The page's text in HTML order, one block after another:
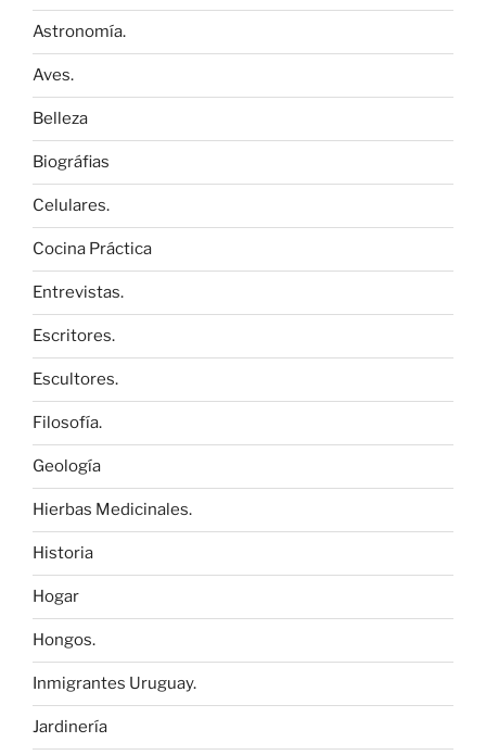
Astronomía.
Aves.
Belleza
Biográfias
Celulares.
Cocina Práctica
Entrevistas.
Escritores.
Escultores.
Filosofía.
Geología
Hierbas Medicinales.
Historia
Hogar
Hongos.
Inmigrantes Uruguay.
Jardinería